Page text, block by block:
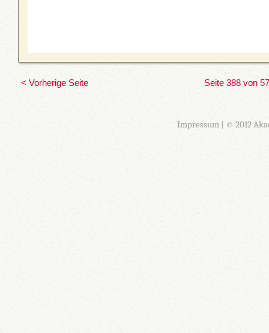
< Vorherige Seite Seite 388 von
Impressum| © 2012